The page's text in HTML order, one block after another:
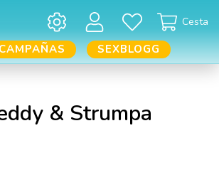
Cesta
CAMPAÑAS SEXBLOGG
& Strumpa